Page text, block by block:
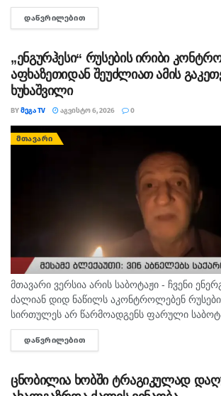
ინფორმაციით, საქმე ეხება, 22 თებერვალს,
ერთი კლინიკაში მომხდარ ფაქტს, რა
ᲓᲐᲬᲕᲠᲘᲚᲔᲑᲘᲗ
„ენგურჰესი“ რუსების ირიბი
აფხაზეთიდან შეუძლიათ ამის
ხუხაშვილი
BYᲛᲔᲒᲐ TV ᲐᲒᲕᲘᲡᲢᲝ 6, 2026 0
ᲛᲗᲐᲕᲐᲠᲘ
მთავარი ვერსია არის საბოტაჟი - ჩვენი
ძალიან დიდ ნაწილს აკონტროლებენ
სირთულეს არ წარმოადგენს ფარული
ამის შესახებ ანალიტიკოსმა გია ხუხაშვილმა
გადაცემაში „360...
ᲓᲐᲬᲕᲠᲘᲚᲔᲑᲘᲗ
ცნობილია ხობში ტრაგიკულად